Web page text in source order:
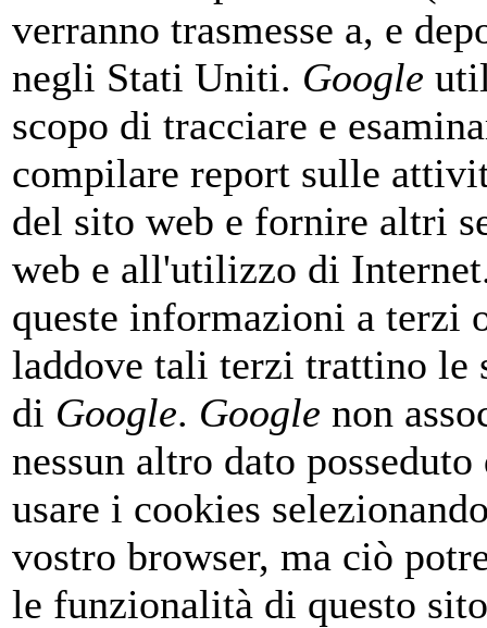
verranno trasmesse a, e
negli Stati Uniti. Google
scopo di tracciare e
compilare report sulle
del sito web e fornire altri
web e all'utilizzo di
queste informazioni a terzi
laddove tali terzi trattino le
di Google. Google non
nessun altro dato
usare i cookies
vostro browser, ma ciò
le funzionalità di questo